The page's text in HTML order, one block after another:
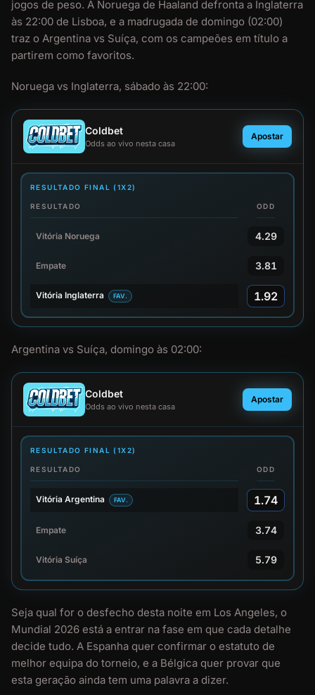
jogos de peso. A Noruega de Haaland defronta a Inglaterra
às 22:00 de Lisboa, e a madrugada de domingo (02:00)
traz o Argentina vs Suíça, com os campeões em título a
partirem como favoritos.
Noruega vs Inglaterra, sábado às 22:00:
Coldbet
Odds ao vivo nesta casa
Apostar
RESULTADO FINAL (1X2)
RESULTADO ODD
Vitória Noruega 4.29
Empate 3.81
Vitória Inglaterra FAV. 1.92
Argentina vs Suíça, domingo às 02:00:
Coldbet
Odds ao vivo nesta casa
Apostar
RESULTADO FINAL (1X2)
RESULTADO ODD
Vitória Argentina FAV. 1.74
Empate 3.74
Vitória Suíça 5.79
Seja qual for o desfecho desta noite em Los Angeles, o
Mundial 2026 está a entrar na fase em que cada detalhe
decide tudo. A Espanha quer confirmar o estatuto de
melhor equipa do torneio, e a Bélgica quer provar que
esta geração ainda tem uma palavra a dizer.